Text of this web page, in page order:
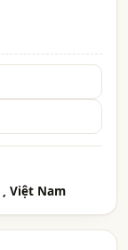
, Việt Nam